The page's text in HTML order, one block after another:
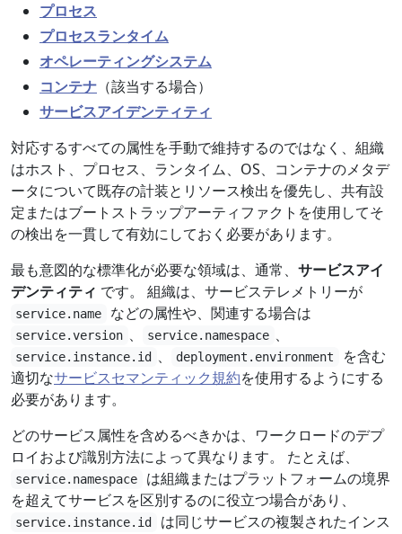
プロセス
プロセスランタイム
オペレーティングシステム
コンテナ （該当する場合）
サービスアイデンティティ
対応するすべての属性を手動で維持するのではなく、組織
はホスト、プロセス、ランタイム、OS、コンテナのメタデ
ータについて既存の計装とリソース検出を優先し、共有設
定またはブートストラップアーティファクトを使用してそ
の検出を一貫して有効にしておく必要があります。
最も意図的な標準化が必要な領域は、通常、 サービスアイ
デンティティ です。 組織は、サービステレメトリーが
service.name などの属性や、関連する場合は
service.version 、 service.namespace 、
service.instance.id 、 deployment.environment
を含む
適切なサービスセマンティック規約を使用するようにする
必要があります。
どのサービス属性を含めるべきかは、ワークロードのデプ
ロイおよび識別方法によって異なります。 たとえば、
service.namespace
は組織またはプラットフォームの境界
を超えてサービスを区別するのに役立つ場合があり、
service.instance.id
は同じサービスの複製されたインス